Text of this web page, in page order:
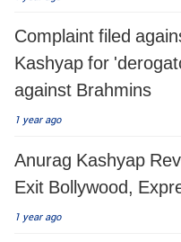
Complaint filed
Kashyap for
against Brahmins
1 year ago
Anurag Kashyap
Exit Bollywood,
1 year ago